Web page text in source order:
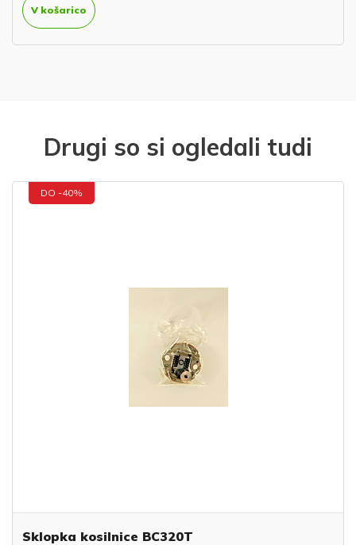
V košarico
Drugi so si ogledali tudi
DO -40%
Sklopka kosilnice BC320T